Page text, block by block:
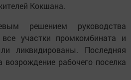
Кокшана.
решением руководства
участки промкомбината и
ликвидированы. Последняя
рабочего поселка